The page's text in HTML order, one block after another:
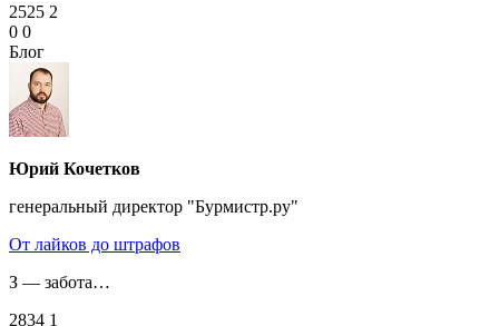
2525 2
0 0
Блог
Юрий Кочетков
генеральный директор "Бурмистр.ру"
От лайков до штрафов
З — забота…
2834 1